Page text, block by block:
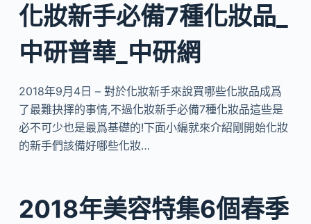
化妝新手必備7種化妝品_
中研普華_中研網
2018年9月4日 – 對於化妝新手來說買哪些化妝品成爲
了最難抉擇的事情,不過化妝新手必備7種化妝品這些是
必不可少也是最爲基礎的!下面小編就來介紹剛開始化妝
的新手們該備好哪些化妝…
2018年美容特集6個春季